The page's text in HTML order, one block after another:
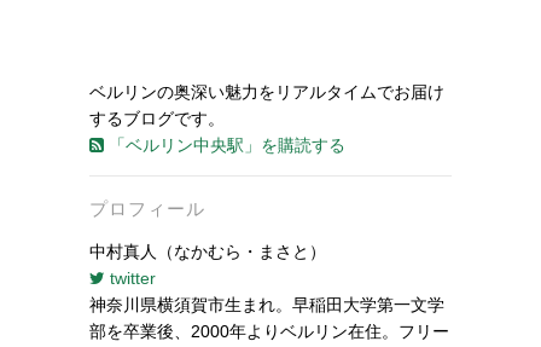
ベルリンの奥深い魅力をリアルタイムでお届け
するブログです。
「ベルリン中央駅」を購読する
プロフィール
中村真人（なかむら・まさと）
twitter
神奈川県横須賀市生まれ。早稲田大学第一文学
部を卒業後、2000年よりベルリン在住。フリー